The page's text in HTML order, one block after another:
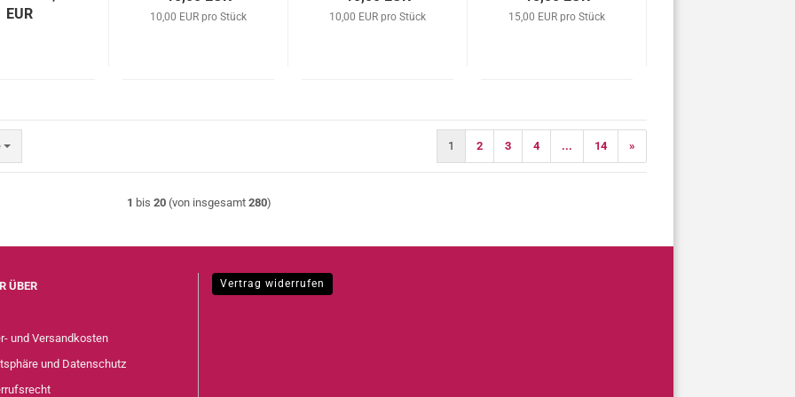
EUR
10,00 EUR pro Stück 10,00 EUR pro Stück 15,00 EUR pro Stück
1 2 3 4 ... 14 »
1 bis 20(von insgesamt 280)
ÜBER
und Versandkosten
und Datenschutz
Vertrag widerrufen